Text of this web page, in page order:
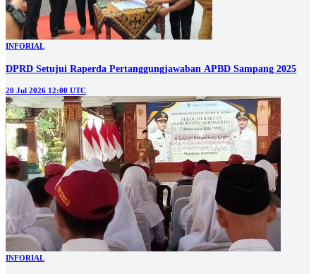
INFORIAL
DPRD Setujui Raperda Pertanggungjawaban APBD Sampang 2025
20 Jul 2026 12:00 UTC
INFORIAL